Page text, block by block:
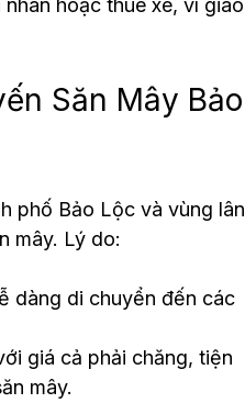
hoặc thuê xe, vì giao
Săn Mây Bảo
phố Bảo Lộc và vùng lân
mây. Lý do:
dàng di chuyển đến các
giá cả phải chăng, tiện
mây.